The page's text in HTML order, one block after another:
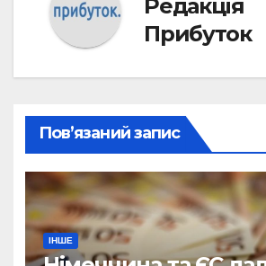
Редакція
Прибуток
Пов’язаний запис
ІНШЕ